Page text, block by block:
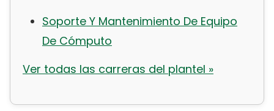
Soporte Y Mantenimiento De Equipo
De Cómputo
Ver todas las carreras del plantel »